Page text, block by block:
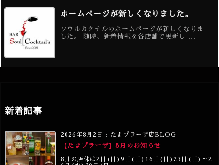
ホームページが新しくなりました。
ソウルカクテルのホームページが新しくなりま
した。 随時、新着情報を各店舗で更新し ...
新着記事
2026年8月2日 : たまプラーザ店BLOG
【たまプラーザ】8月のお知らせ
8月の店休は2日(日)9日(日)16日(日)23日(日)～2